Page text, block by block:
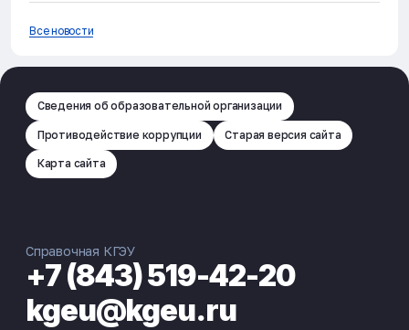
Все новости
Сведения об образовательной организации
Противодействие коррупции Старая версия сайта
Карта сайта
Справочная КГЭУ
+7 (843) 519-42-20
kgeu@kgeu.ru